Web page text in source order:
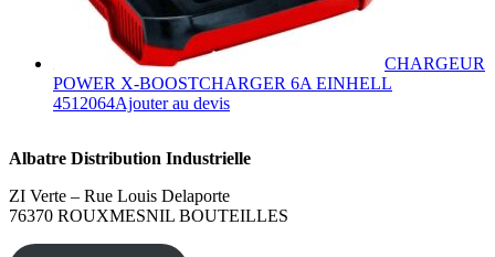
CHARGEUR
POWER X-BOOSTCHARGER 6A EINHELL
4512064Ajouter au devis
Albatre Distribution Industrielle
ZI Verte – Rue Louis Delaporte
76370 ROUXMESNIL BOUTEILLES